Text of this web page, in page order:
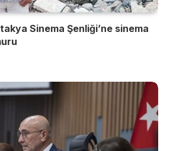
Sinema Şenliği’ne sinema